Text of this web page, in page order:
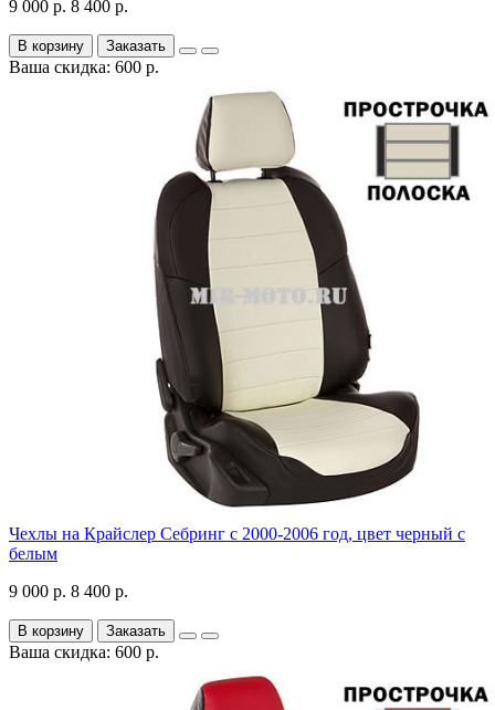
9 000 р. 8 400 р.
В корзину Заказать
Ваша скидка: 600 р.
Чехлы на Крайслер Себринг с 2000-2006 год, цвет черный с
белым
9 000 р. 8 400 р.
В корзину Заказать
Ваша скидка: 600 р.